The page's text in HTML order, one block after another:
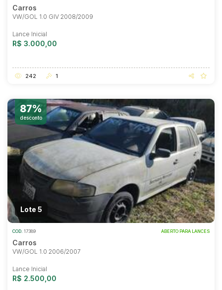
Carros
VW/GOL 1.0 GIV 2008/2009
Lance Inicial
R$ 3.000,00
242 1
87%
desconto
Lote 5
COD. 17389 ABERTO PARA LANCES
Carros
VW/GOL 1.0 2006/2007
Lance Inicial
R$ 2.500,00